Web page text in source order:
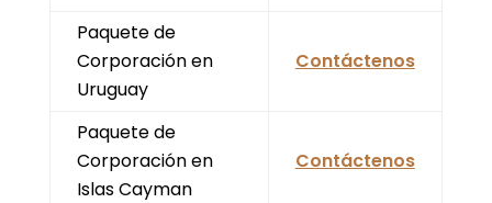
Paquete de
Corporación en
Uruguay
Contáctenos
Paquete de
Corporación en
Islas Cayman
Contáctenos